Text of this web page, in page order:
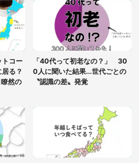
いさんがわざわざ声をかけてきて（兵庫
性）
する」「本当に気持ち悪い」 道端でバ
てた〝野生の野菜〟に6.5万人戦慄
トコー
る？
然の
「40代って初老なの？」 30
0人に聞いた結果...世代ごとの
〝認識の差〟発覚